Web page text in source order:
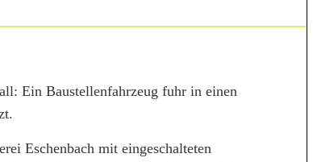
Ein Baustellenfahrzeug fuhr in einen
Eschenbach mit eingeschalteten